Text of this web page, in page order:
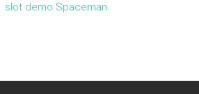
slot demo Spaceman